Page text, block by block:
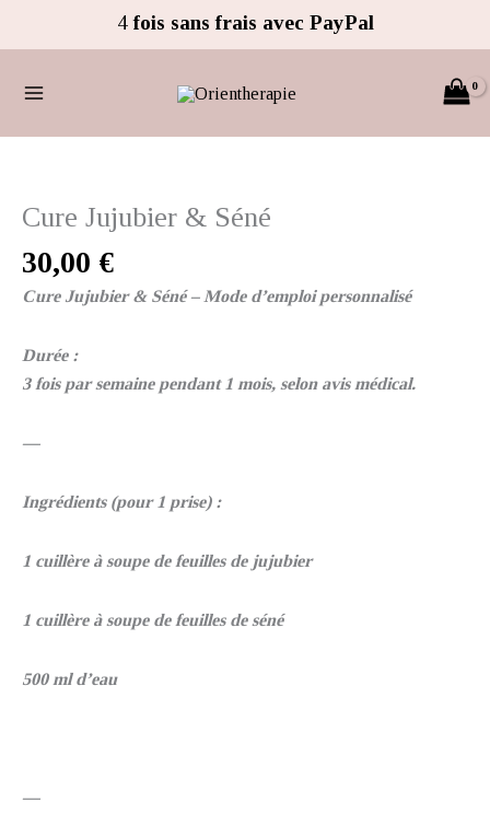
4fois sans frais avec PayPal
Cure Jujubier & Séné
30,00 €
Cure Jujubier & Séné – Mode d’emploi personnalisé
Durée :
3 fois par semaine pendant 1 mois, selon avis médical.
—
Ingrédients (pour 1 prise) :
1 cuillère à soupe de feuilles de jujubier
1 cuillère à soupe de feuilles de séné
500 ml d’eau
—
Cure
&
Séné